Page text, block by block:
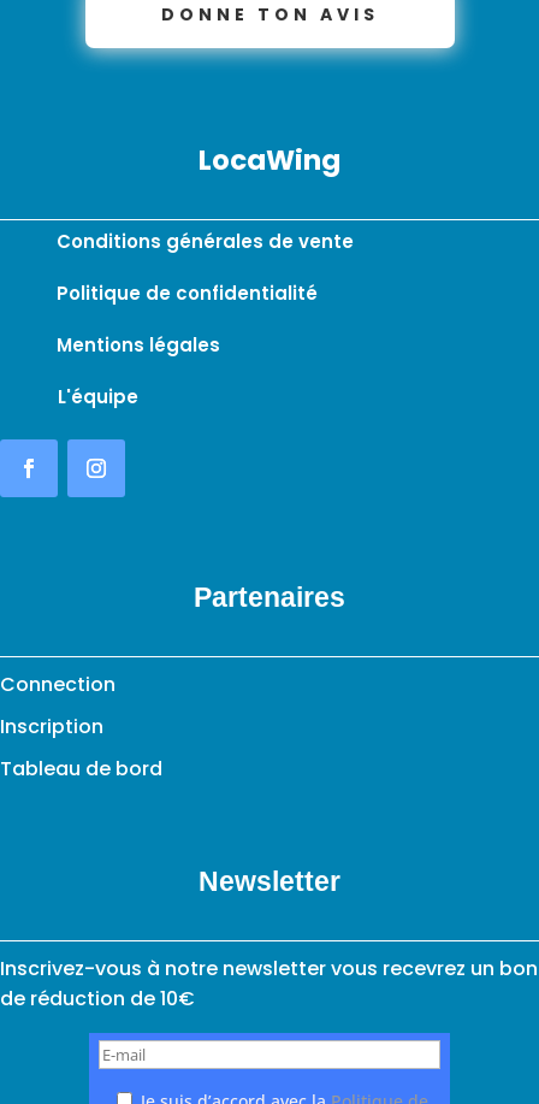
DONNE TON AVIS
LocaWing
Conditions générales de vente
Politique de confidentialité
Mentions légales
L'équipe
Partenaires
Connection
Inscription
Tableau de bord
Newsletter
Inscrivez-vous à notre newsletter vous recevrez un bon
de réduction de 10€